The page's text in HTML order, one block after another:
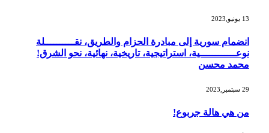
13 يونيو,2023
انضمام سورية إلى مبادرة الحزام والطريق، نقــــــــــلة
نوعــــــــــــية، استراتيجية، تاريخية، نهائية، نحو الشرق!
محمد محسن
29 سبتمبر,2023
من هي هالة جربوع!